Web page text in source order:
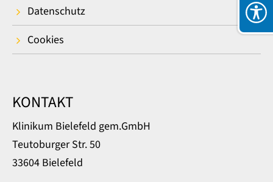
Datenschutz
Cookies
KONTAKT
Klinikum Bielefeld gem.GmbH
Teutoburger Str. 50
33604 Bielefeld